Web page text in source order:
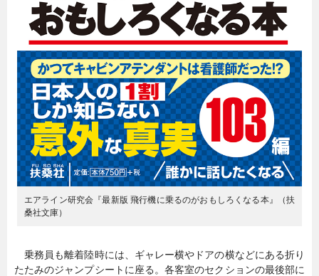
エアライン研究会『最新版 飛行機に乗るのがおもしろくなる本』（扶
桑社文庫）
乗務員も離着陸時には、ギャレー横やドアの横などにある折り
たたみのジャンプシートに座る。各客室のセクションの最後部に